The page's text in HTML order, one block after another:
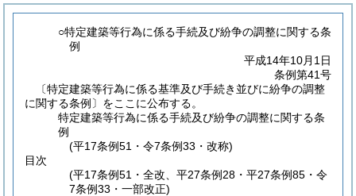
○特定建築等行為に係る手続及び紛争の調整に関する条
例
平成14年10月1日
条例第41号
〔特定建築等行為に係る基準及び手続き並びに紛争の調整
に関する条例〕をここに公布する。
特定建築等行為に係る手続及び紛争の調整に関する条
例
(平17条例51・令7条例33・改称)
目次
(平17条例51・全改、平27条例28・平27条例85・令
7条例33・一部改正)